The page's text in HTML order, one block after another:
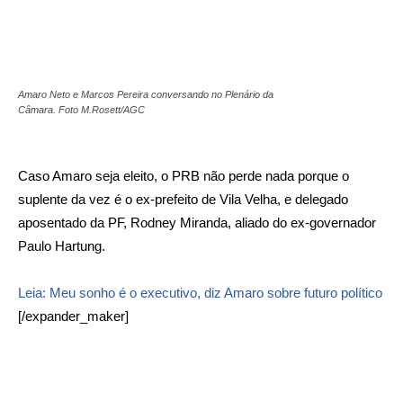
Amaro Neto e Marcos Pereira conversando no Plenário da
Câmara. Foto M.Rosett/AGC
Caso Amaro seja eleito, o PRB não perde nada porque o
suplente da vez é o ex-prefeito de Vila Velha, e delegado
aposentado da PF, Rodney Miranda, aliado do ex-governador
Paulo Hartung.
Leia: Meu sonho é o executivo, diz Amaro sobre futuro político
[/expander_maker]